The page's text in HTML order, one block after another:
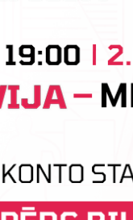
jūnija
spēlētāja